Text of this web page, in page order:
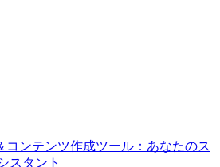
コンテンツ作成ツール：あなたのス
スタント